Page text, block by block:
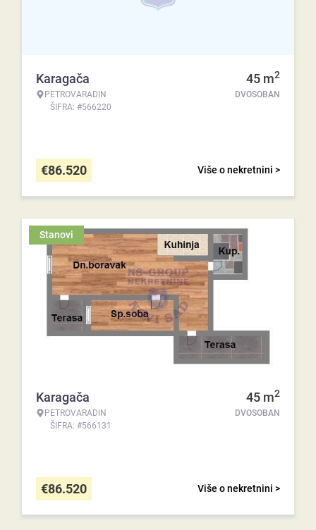
Karagača
PETROVARADIN
ŠIFRA: #566220
45 m2
DVOSOBAN
Više o nekretnini >
€86.520
Stanovi
Karagača
PETROVARADIN
ŠIFRA: #566131
45 m2
DVOSOBAN
Više o nekretnini >
€86.520